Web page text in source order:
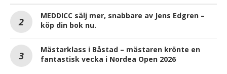
MEDDICC sälj mer, snabbare av Jens Edgren –
köp din bok nu.
Mästarklass i Båstad – mästaren krönte en
fantastisk vecka i Nordea Open 2026